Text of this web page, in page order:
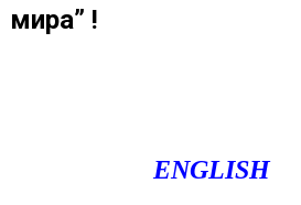
мира” !
ENGLISH